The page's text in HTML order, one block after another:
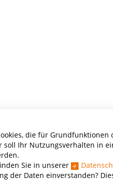
die für Grundfunktionen
soll Ihr Nutzungsverhalten in
Sie in unserer
der Daten einverstanden?